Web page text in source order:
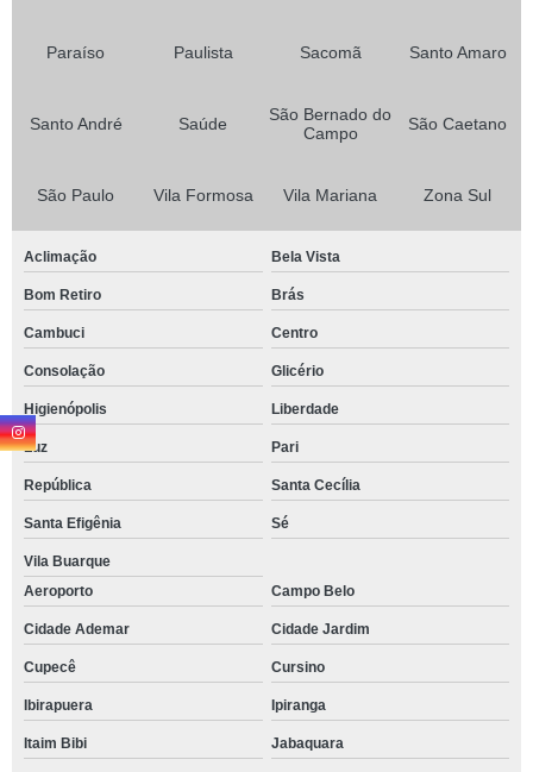
Paraíso Paulista Sacomã Santo Amaro
Santo André Saúde
São Bernado do
Campo
São Caetano
São Paulo Vila Formosa Vila Mariana Zona Sul
Aclimação Bela Vista
Bom Retiro Brás
Cambuci Centro
Consolação Glicério
Higienópolis Liberdade
Luz Pari
República Santa Cecília
Santa Efigênia Sé
Vila Buarque
Aeroporto
Campo Belo
Cidade Ademar Cidade Jardim
Cupecê Cursino
Ibirapuera Ipiranga
Itaim Bibi Jabaquara